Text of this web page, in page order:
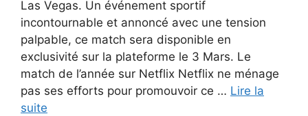
Las Vegas. Un événement sportif
incontournable et annoncé avec une tension
palpable, ce match sera disponible en
exclusivité sur la plateforme le 3 Mars. Le
match de l’année sur Netflix Netflix ne ménage
pas ses efforts pour promouvoir ce … Lire la
suite